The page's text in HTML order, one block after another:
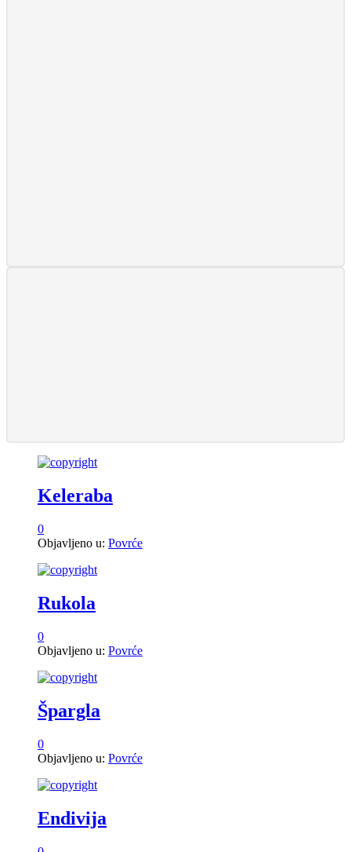
Keleraba
0
Objavljeno u: Povrće
Rukola
0
Objavljeno u: Povrće
Špargla
0
Objavljeno u: Povrće
Endivija